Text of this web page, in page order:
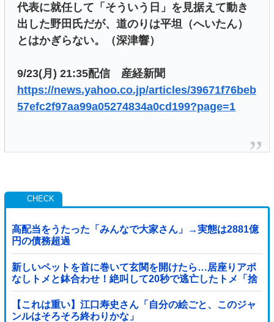
代表に就任して「そういう日」を見据えて動き
出した野田氏だが、道のりは平坦（へいたん）
とはかぎらない。（深津響）
9/23(月) 21:35配信 産経新聞
https://news.yahoo.co.jp/articles/39671f76beb
57efc2f97aa99a05274834a0cd199?page=1
高配当をうたった「みんなで大家さん」→実態は2881億
円の債務超過
新しいペットを首に巻いて玄関を開けたら…居座りアポ
なしトメと鉢合わせ！絶叫して20秒で逃亡したトメ「捨
てないと二度と行ってあげない！」←もう来なくて大丈
夫ですｗ
【これは重い】江口寿史さん「自分の絵ごと、このジャ
ンルはそろそろ終わりかな」